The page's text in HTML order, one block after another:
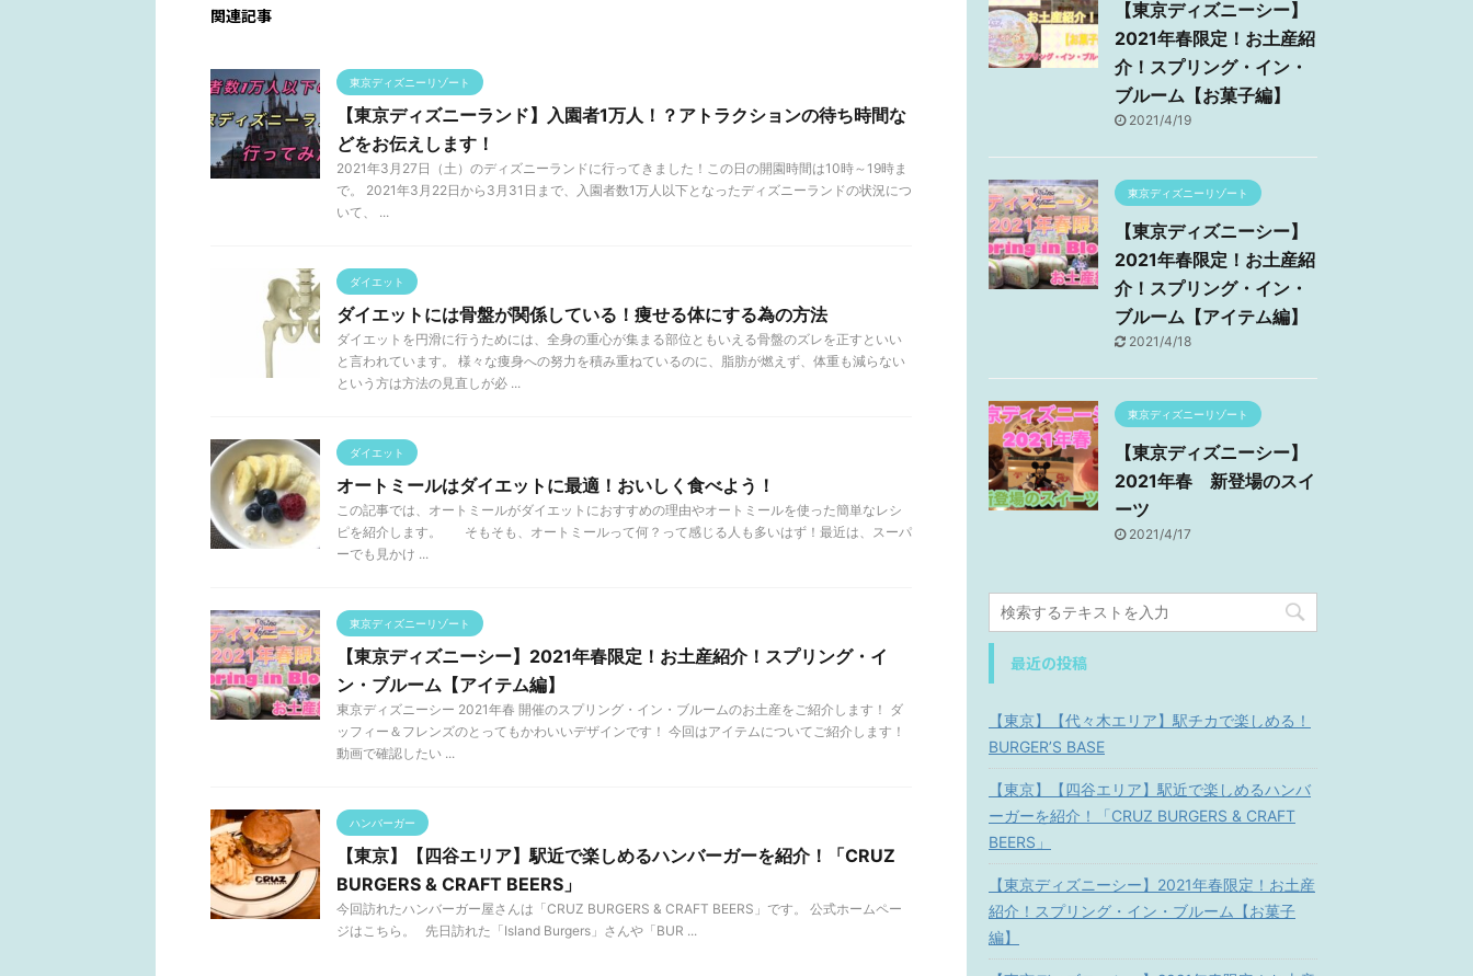
関連記事
東京ディズニーリゾート
【東京ディズニーランド】入園者1万人！？アトラクションの待ち時間な
どをお伝えします！
2021年3月27日（土）のディズニーランドに行ってきました！この日の開園時間は10時～19時ま
で。 2021年3月22日から3月31日まで、入園者数1万人以下となったディズニーランドの状況につ
いて、 ...
ダイエット
ダイエットには骨盤が関係している！痩せる体にする為の方法
ダイエットを円滑に行うためには、全身の重心が集まる部位ともいえる骨盤のズレを正すといい
と言われています。 様々な痩身への努力を積み重ねているのに、脂肪が燃えず、体重も減らない
という方は方法の見直しが必 ...
ダイエット
オートミールはダイエットに最適！おいしく食べよう！
この記事では、オートミールがダイエットにおすすめの理由やオートミールを使った簡単なレシ
ピを紹介します。 そもそも、オートミールって何？って感じる人も多いはず！最近は、スーパ
ーでも見かけ ...
東京ディズニーリゾート
【東京ディズニーシー】2021年春限定！お土産紹介！スプリング・イ
ン・ブルーム【アイテム編】
東京ディズニーシー 2021年春 開催のスプリング・イン・ブルームのお土産をご紹介します！ ダ
ッフィー＆フレンズのとってもかわいいデザインです！ 今回はアイテムについてご紹介します！
動画で確認したい ...
ハンバーガー
【東京】【四谷エリア】駅近で楽しめるハンバーガーを紹介！「CRUZ
BURGERS & CRAFT BEERS」
今回訪れたハンバーガー屋さんは「CRUZ BURGERS & CRAFT BEERS」です。 公式ホームペー
ジはこちら。 先日訪れた「Island Burgers」さんや「BUR ...
【東京ディズニーシー】
2021年春限定！お土産紹
介！スプリング・イン・
ブルーム【お菓子編】
2021/4/19
東京ディズニーリゾート
【東京ディズニーシー】
2021年春限定！お土産紹
介！スプリング・イン・
ブルーム【アイテム編】
2021/4/18
東京ディズニーリゾート
【東京ディズニーシー】
2021年春 新登場のスイ
ーツ
2021/4/17
最近の投稿
【東京】【代々木エリア】駅チカで楽しめる！
BURGER’S BASE
【東京】【四谷エリア】駅近で楽しめるハンバ
ーガーを紹介！「CRUZ BURGERS & CRAFT
BEERS」
【東京ディズニーシー】2021年春限定！お土産
紹介！スプリング・イン・ブルーム【お菓子
編】